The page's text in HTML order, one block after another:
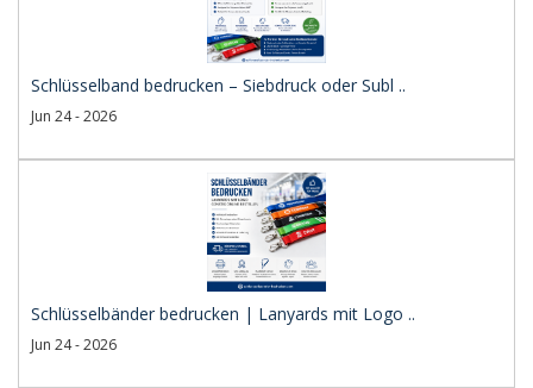
Schlüsselband bedrucken – Siebdruck oder Subl ..
Jun 24 - 2026
Schlüsselbänder bedrucken | Lanyards mit Logo ..
Jun 24 - 2026